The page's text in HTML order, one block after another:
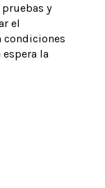
y
el
condiciones
la